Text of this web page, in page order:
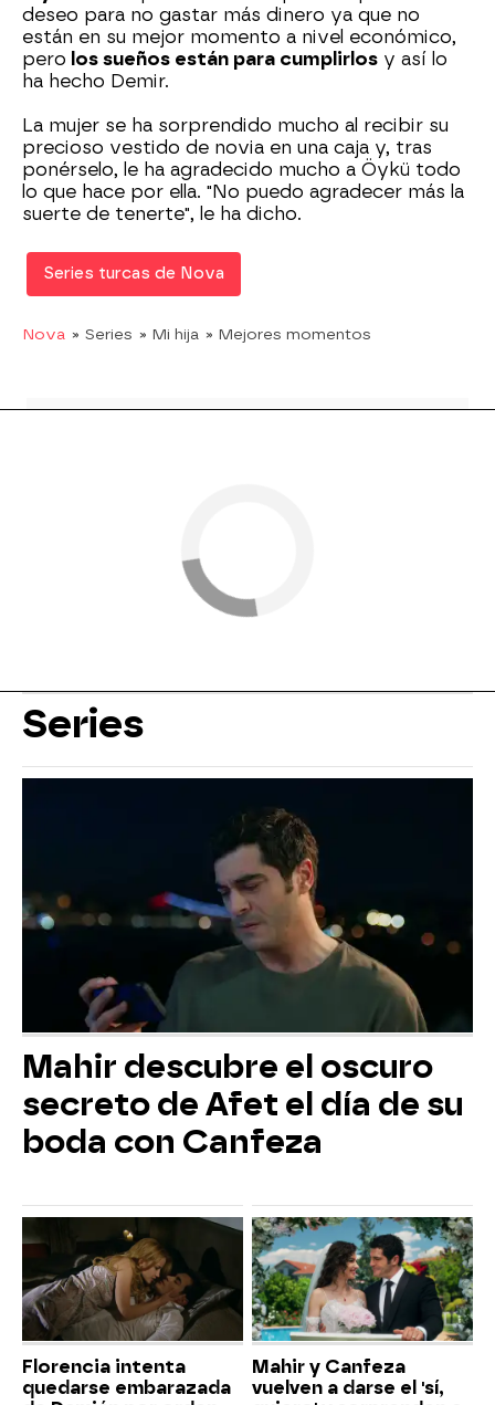
deseo para no gastar más dinero ya que no
están en su mejor momento a nivel económico,
pero los sueños están para cumplirlos y así lo
ha hecho Demir.
La mujer se ha sorprendido mucho al recibir su
precioso vestido de novia en una caja y, tras
ponérselo, le ha agradecido mucho a Öykü todo
lo que hace por ella. "No puedo agradecer más la
suerte de tenerte", le ha dicho.
Series turcas de Nova
Nova » Series » Mi hija » Mejores momentos
Series
Mahir descubre el oscuro
secreto de Afet el día de su
boda con Canfeza
Florencia intenta
quedarse embarazada
Mahir y Canfeza
vuelven a darse el 'sí,